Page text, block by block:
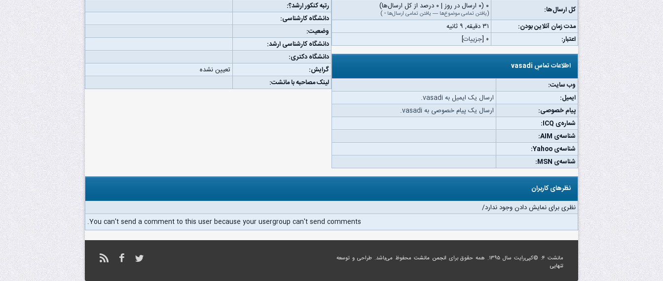
کل ارسال‌ها:
۰ (۰ ارسال در روز | ۰ درصد از کل ارسال‌ها)
(یافتن تمامی موضوع‌ها — یافتن تمامی ارسال‌ها -
)
مدت زمان آنلاین بودن:
۳۱ دقیقه, ۹ ثانیه
اعتبار:
۰ [جزییات]
اطلاعات تماسِ vasadi
وب‌ سایت:
ایمیل:
ارسال یک ایمیل به vasadi.
پیام خصوصی:
ارسال یک پیام خصوصی به vasadi.
شماره‌ی ICQ:
شناسه‌ی AIM:
شناسه‌ی Yahoo:
شناسه‌ی MSN:
رتبه کنکور ارشد؟:
دانشگاه کارشناسی:
وضعیت:
دانشگاه کارشناسی ارشد:
دانشگاه دکتری:
گرایش:
تعیین نشده
لینک مصاحبه با مانشت:
نظرهای کاربران
نظری برای نمایش دادن وجود ندارد/
You can't send a comment to this user because your usergroup can't send comments.
مانشت ۴: ©کپی‌رایت سال ۱۳۹۵. همه حقوق برای انجمن مانشت محفوظ می‌باشد. طراحی و توسعه
تنهایی